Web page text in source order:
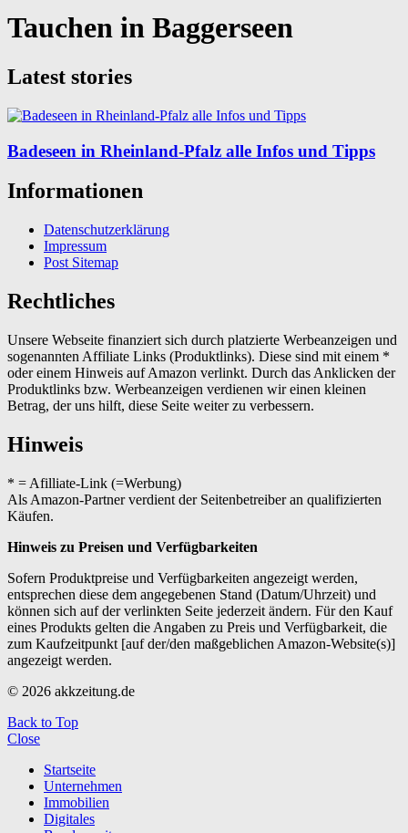
Tauchen in Baggerseen
Latest stories
Badeseen in Rheinland-Pfalz alle Infos und Tipps
Informationen
Datenschutzerklärung
Impressum
Post Sitemap
Rechtliches
Unsere Webseite finanziert sich durch platzierte Werbeanzeigen und
sogenannten Affiliate Links (Produktlinks). Diese sind mit einem *
oder einem Hinweis auf Amazon verlinkt. Durch das Anklicken der
Produktlinks bzw. Werbeanzeigen verdienen wir einen kleinen
Betrag, der uns hilft, diese Seite weiter zu verbessern.
Hinweis
* = Afilliate-Link (=Werbung)
Als Amazon-Partner verdient der Seitenbetreiber an qualifizierten
Käufen.
Hinweis zu Preisen und Verfügbarkeiten
Sofern Produktpreise und Verfügbarkeiten angezeigt werden,
entsprechen diese dem angegebenen Stand (Datum/Uhrzeit) und
können sich auf der verlinkten Seite jederzeit ändern. Für den Kauf
eines Produkts gelten die Angaben zu Preis und Verfügbarkeit, die
zum Kaufzeitpunkt [auf der/den maßgeblichen Amazon-Website(s)]
angezeigt werden.
© 2026 akkzeitung.de
Back to Top
Close
Startseite
Unternehmen
Immobilien
Digitales